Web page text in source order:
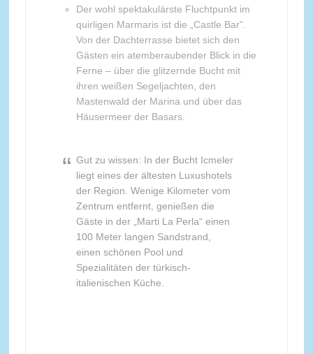
Der wohl spektakulärste Fluchtpunkt im
quirligen Marmaris ist die „Castle Bar“.
Von der Dachterrasse bietet sich den
Gästen ein atemberaubender Blick in die
Ferne – über die glitzernde Bucht mit
ihren weißen Segeljachten, den
Mastenwald der Marina und über das
Häusermeer der Basars.
Gut zu wissen: In der Bucht Icmeler
liegt eines der ältesten Luxushotels
der Region. Wenige Kilometer vom
Zentrum entfernt, genießen die
Gäste in der „Marti La Perla“ einen
100 Meter langen Sandstrand,
einen schönen Pool und
Spezialitäten der türkisch-
italienischen Küche.